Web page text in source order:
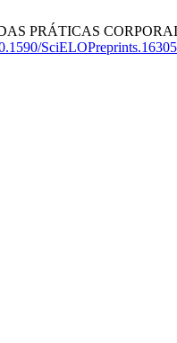
PRÁTICAS
SciELOPreprints.16305